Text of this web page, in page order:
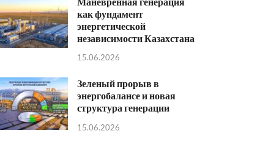
как фундамент
энергетической
независимости Казахстана
15.06.2026
Зеленый прорыв в
энергобалансе и новая
структура генерации
15.06.2026